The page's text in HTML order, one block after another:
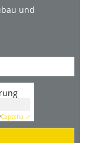
und
Captcha ⇗